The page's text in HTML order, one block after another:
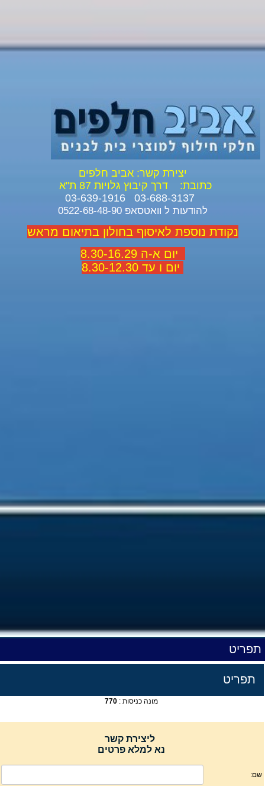
יצירת קשר: אביב חלפים
כתובת:
דרך קיבוץ גלויות 87 ת"א
להודעות ל וואטסאפ 0522-68-48-90
נקודת נוספת לאיסוף בחולון בתיאום מראש
יום א-ה 8.30-16.29
יום ו עד 8.30-12.30
תפריט
תפריט
מונה כניסות : 770
ליצירת קשר
נא למלא פרטים